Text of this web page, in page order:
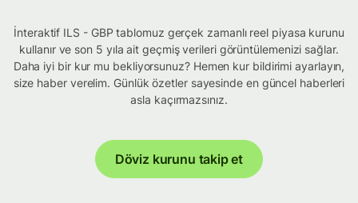
İnteraktif ILS - GBP tablomuz gerçek zamanlı reel piyasa kurunu
kullanır ve son 5 yıla ait geçmiş verileri görüntülemenizi sağlar.
Daha iyi bir kur mu bekliyorsunuz? Hemen kur bildirimi ayarlayın,
size haber verelim. Günlük özetler sayesinde en güncel haberleri
asla kaçırmazsınız.
Döviz kurunu takip et